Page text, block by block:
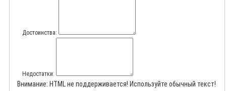
Достоинства:
Недостатки:
Внимание: HTML не поддерживается! Используйте обычный текст!